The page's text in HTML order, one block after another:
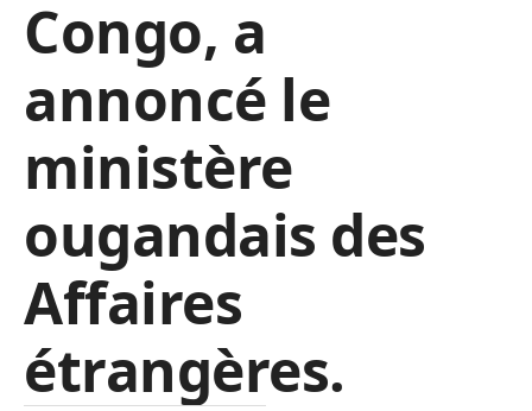
Congo, a
annoncé le
ministère
ougandais des
Affaires
étrangères.